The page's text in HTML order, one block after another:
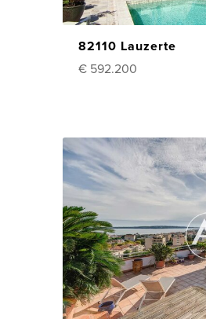
82110 Lauzerte
€ 592.200